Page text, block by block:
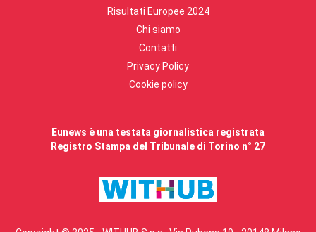
Risultati Europee 2024
Chi siamo
Contatti
Privacy Policy
Cookie policy
Eunews è una testata giornalistica registrata
Registro Stampa del Tribunale di Torino n° 27